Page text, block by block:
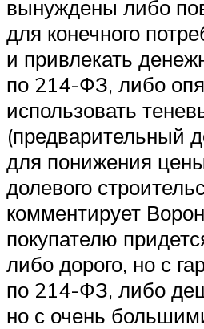
вынуждены либо
для конечного
и привлекать
по 214-ФЗ, либо
использовать
(предварительный
для понижения
долевого
комментирует
покупателю
либо дорого, но с
по 214-ФЗ, либо
но с очень